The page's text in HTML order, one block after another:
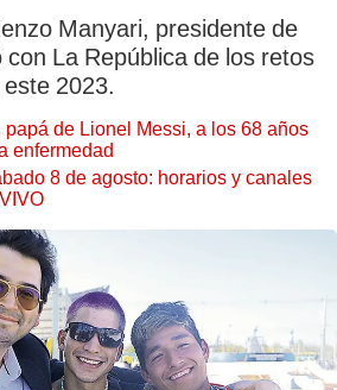
Manyari, presidente de
La República de los retos
2023.
papá de Lionel Messi, a los 68 años
enfermedad
8 de agosto: horarios y canales